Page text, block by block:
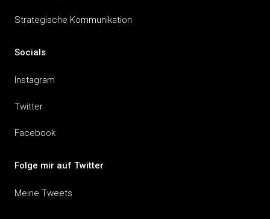
Strategische Kommunikation
Socials
Instagram
Twitter
Facebook
Folge mir auf Twitter
Meine Tweets